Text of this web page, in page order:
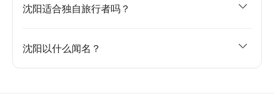
沈阳适合独自旅行者吗？
沈阳以什么闻名？